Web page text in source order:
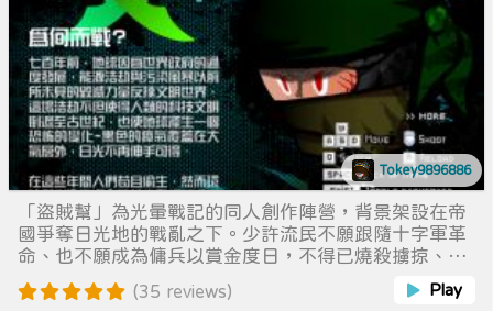
「盜賊幫」為光暈戰記的同人創作陣營，背景架設在帝
國爭奪日光地的戰亂之下。少許流民不願跟隨十字軍革
命、也不願成為傭兵以賞金度日，不得已燒殺擄掠、偷
拐搶騙淪為盜賊。為光暈戰記首個屬於反派的陣營。 請
點擊右上方「版本8.12.37→讀我檔案」以閱讀盜賊技
Tokey9896886
(35 reviews) Play